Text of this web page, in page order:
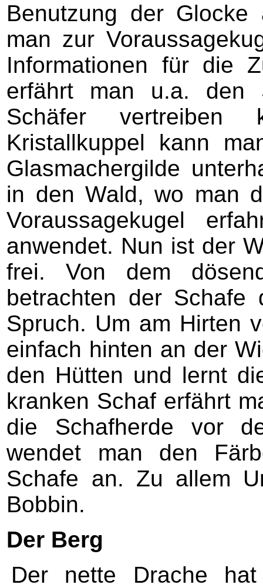
Benutzung der
man zur
Informationen für die
erfährt man u.a. den
Schäfer
Kristallkuppel kann
Glasmachergilde
in den Wald, wo man
Voraussagekugel
anwendet. Nun ist der
frei. Von dem
betrachten der Schafe
Spruch. Um am Hirten
einfach hinten an der
den Hütten und lernt
kranken Schaf erfährt
die Schafherde vor
wendet man den
Schafe an. Zu allem
Bobbin.
Der Berg
Der nette Drache